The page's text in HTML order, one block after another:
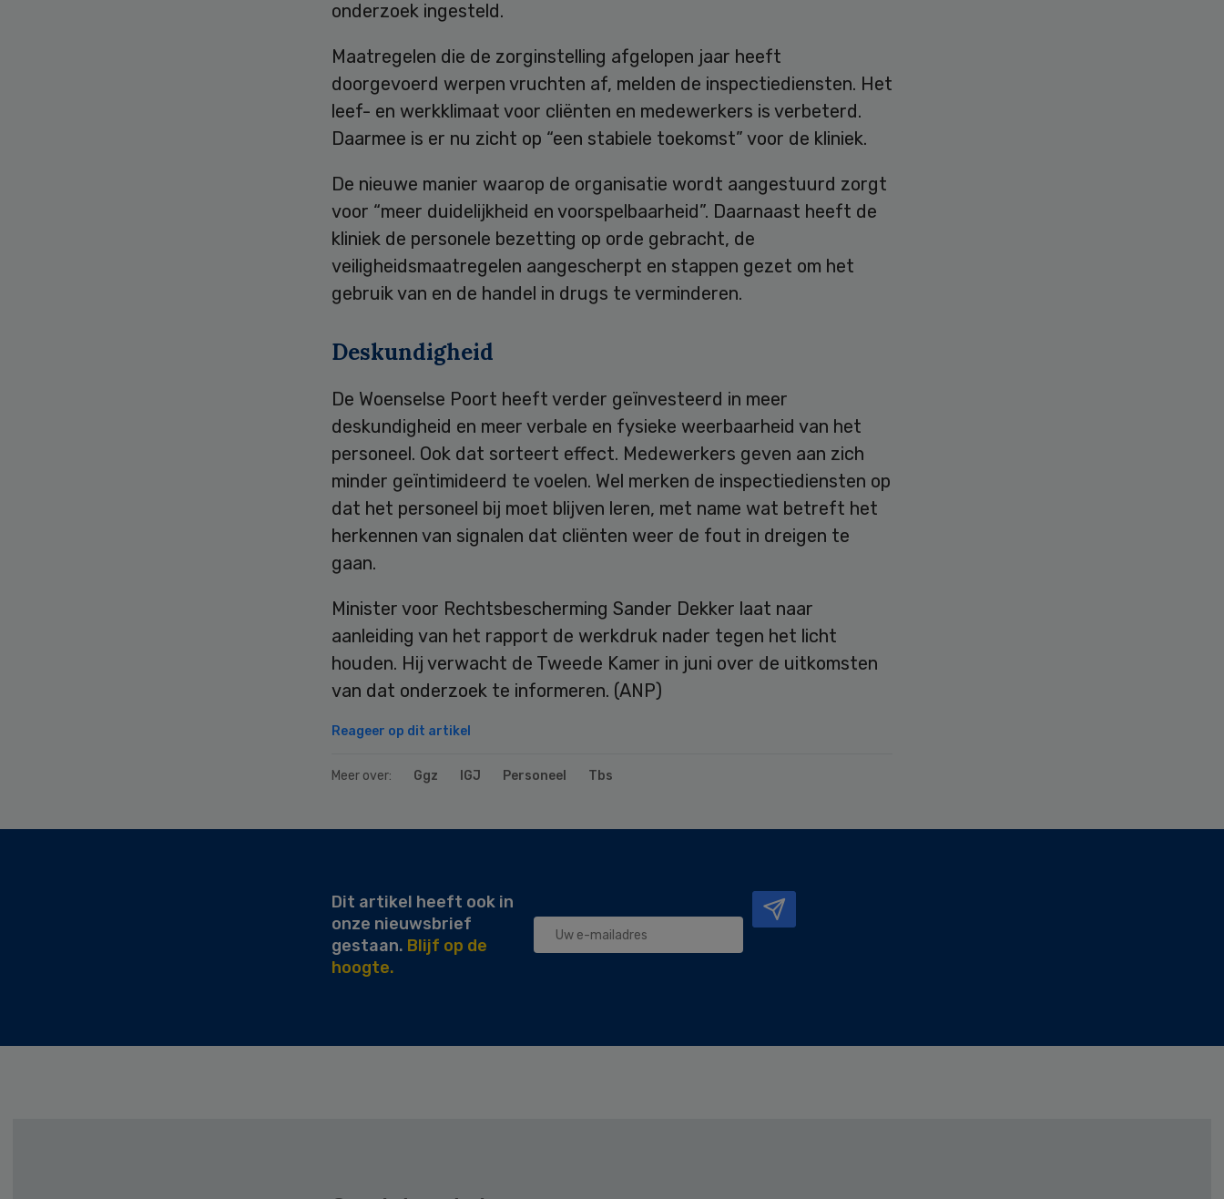
onderzoek ingesteld.
Maatregelen die de zorginstelling afgelopen jaar heeft
doorgevoerd werpen vruchten af, melden de inspectiediensten. Het
leef- en werkklimaat voor cliënten en medewerkers is verbeterd.
Daarmee is er nu zicht op “een stabiele toekomst” voor de kliniek.
De nieuwe manier waarop de organisatie wordt aangestuurd zorgt
voor “meer duidelijkheid en voorspelbaarheid”. Daarnaast heeft de
kliniek de personele bezetting op orde gebracht, de
veiligheidsmaatregelen aangescherpt en stappen gezet om het
gebruik van en de handel in drugs te verminderen.
Deskundigheid
De Woenselse Poort heeft verder geïnvesteerd in meer
deskundigheid en meer verbale en fysieke weerbaarheid van het
personeel. Ook dat sorteert effect. Medewerkers geven aan zich
minder geïntimideerd te voelen. Wel merken de inspectiediensten op
dat het personeel bij moet blijven leren, met name wat betreft het
herkennen van signalen dat cliënten weer de fout in dreigen te
gaan.
Minister voor Rechtsbescherming Sander Dekker laat naar
aanleiding van het rapport de werkdruk nader tegen het licht
houden. Hij verwacht de Tweede Kamer in juni over de uitkomsten
van dat onderzoek te informeren. (ANP)
Reageer op dit artikel
Meer over: Ggz IGJ Personeel Tbs
Dit artikel heeft ook in
onze nieuwsbrief
gestaan. Blijf op de
hoogte.